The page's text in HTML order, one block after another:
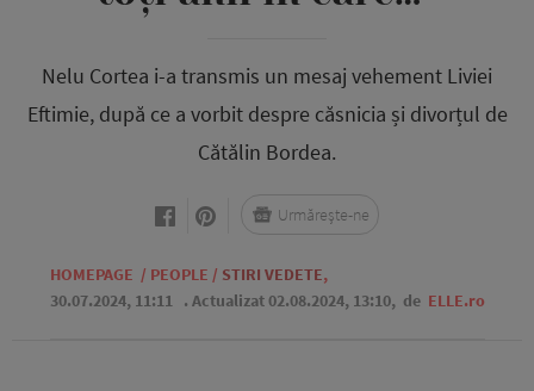
Nelu Cortea i-a transmis un mesaj vehement Liviei
Eftimie, după ce a vorbit despre căsnicia și divorțul de
Cătălin Bordea.
HOMEPAGE / PEOPLE / STIRI VEDETE,
30.07.2024, 11:11 . Actualizat 02.08.2024, 13:10, de ELLE.ro
Urmărește-ne